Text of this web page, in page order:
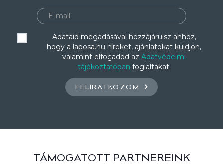
Adataid megadásával hozzájárulsz ahhoz,
hogy a laposa.hu híreket, ajánlatokat küldjön,
valamint elfogadod az Adatvédelmi
tájékoztatóban foglaltakat.
FELIRATKOZOM
TÁMOGATOTT PARTNEREINK